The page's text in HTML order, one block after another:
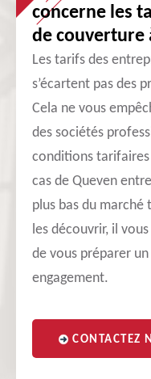
concerne les
de couverture
Les tarifs des
s’écartent pas des
Cela ne vous
des sociétés
conditions tarifaires
cas de Queven
plus bas du marché
les découvrir, il
de vous préparer
engagement.
CONTACTEZ